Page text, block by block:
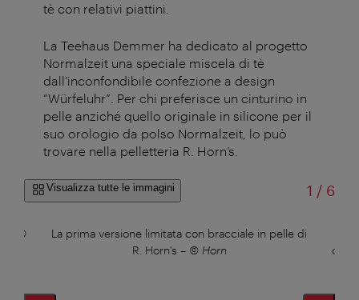
tè con relativi piattini.
La Teehaus Demmer ha dedicato al progetto
Normalzeit una speciale miscela di tè
dall’inconfondibile confezione a design
“Würfeluhr”. Per chi preferisce un cinturino in
pelle anziché quello originale in silicone per il
suo orologio da polso Normalzeit, lo può
trovare nella pelletteria R. Horn’s.
Visualizza tutte le immagini 1 /di
6
©
La prima versione limitata con bracciale in pelle di
R. Horn's – © Horn